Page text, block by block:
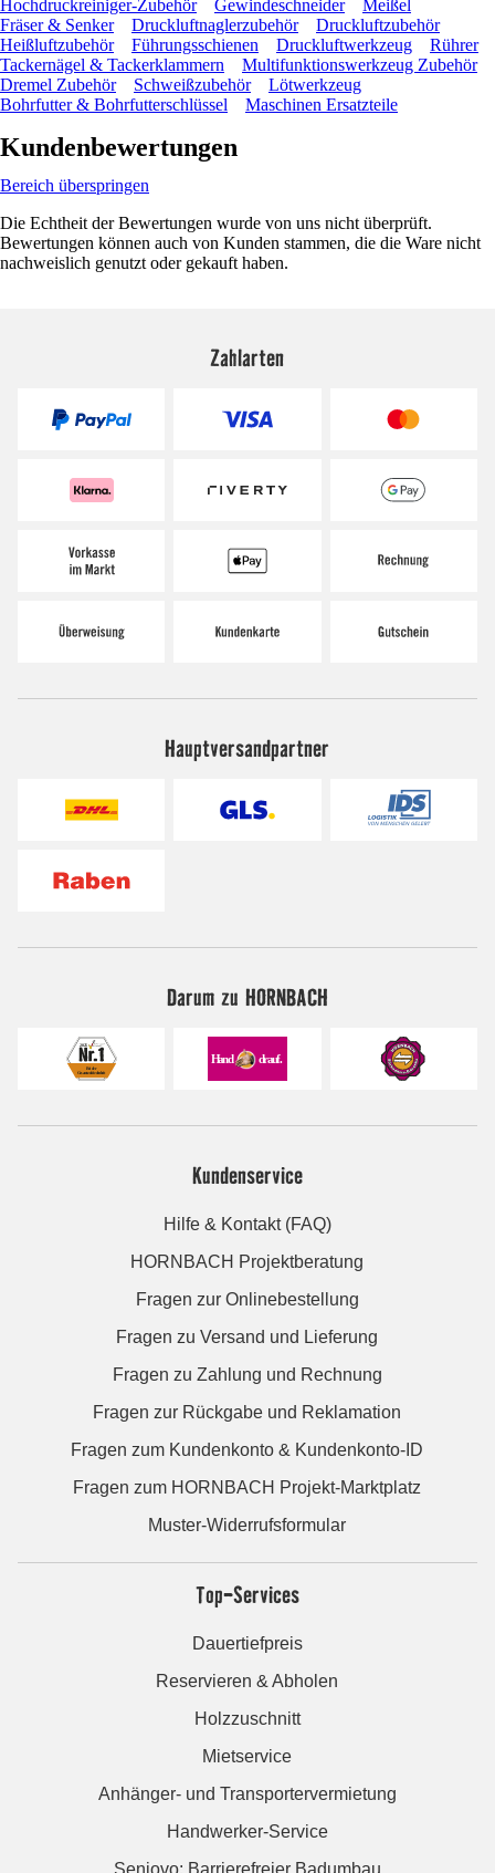
Hochdruckreiniger-Zubehör Gewindeschneider
Meißel
Fräser & Senker
Druckluftnaglerzubehör
Druckluftzubehör
Heißluftzubehör
Führungsschienen Druckluftwerkzeug
Rührer
Tackernägel & Tackerklammern
Multifunktionswerkzeug Zubehör
Dremel Zubehör
Schweißzubehör
Lötwerkzeug
Bohrfutter & Bohrfutterschlüssel
Maschinen Ersatzteile
Kundenbewertungen
Bereich überspringen
Die Echtheit der Bewertungen wurde von uns nicht überprüft.
Bewertungen können auch von Kunden stammen, die die Ware nicht
nachweislich genutzt oder gekauft haben.
Zahlarten
Hauptversandpartner
Darum zu HORNBACH
Kundenservice
Hilfe & Kontakt (FAQ)
HORNBACH Projektberatung
Fragen zur Onlinebestellung
Fragen zu Versand und Lieferung
Fragen zu Zahlung und Rechnung
Fragen zur Rückgabe und Reklamation
Fragen zum Kundenkonto & Kundenkonto-ID
Fragen zum HORNBACH Projekt-Marktplatz
Muster-Widerrufsformular
Top-Services
Dauertiefpreis
Reservieren & Abholen
Holzzuschnitt
Mietservice
Anhänger- und Transportervermietung
Handwerker-Service
Seniovo: Barrierefreier Badumbau